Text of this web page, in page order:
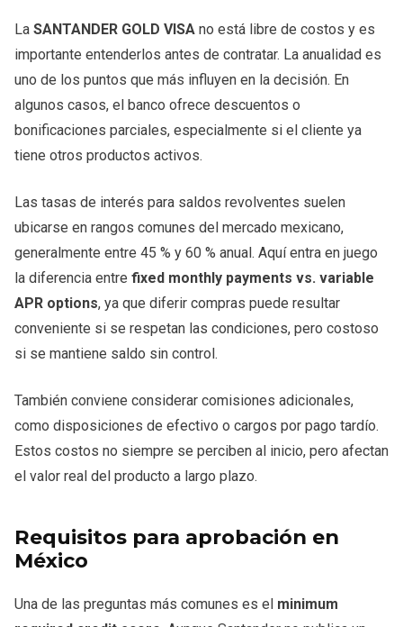
La SANTANDER GOLD VISA no está libre de costos y es
importante entenderlos antes de contratar. La anualidad es
uno de los puntos que más influyen en la decisión. En
algunos casos, el banco ofrece descuentos o
bonificaciones parciales, especialmente si el cliente ya
tiene otros productos activos.
Las tasas de interés para saldos revolventes suelen
ubicarse en rangos comunes del mercado mexicano,
generalmente entre 45 % y 60 % anual. Aquí entra en juego
la diferencia entre fixed monthly payments vs. variable
APR options, ya que diferir compras puede resultar
conveniente si se respetan las condiciones, pero costoso
si se mantiene saldo sin control.
También conviene considerar comisiones adicionales,
como disposiciones de efectivo o cargos por pago tardío.
Estos costos no siempre se perciben al inicio, pero afectan
el valor real del producto a largo plazo.
Requisitos para aprobación en
México
Una de las preguntas más comunes es el minimum